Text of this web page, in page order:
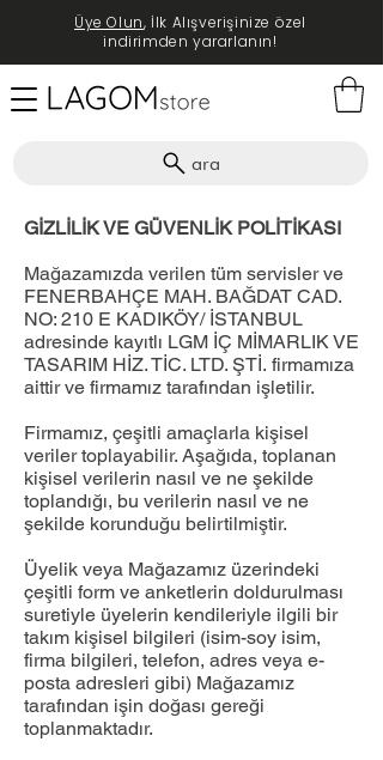
ara
Üye Olun, İlk Alışverişinize özel
indirimden yararlanın!
GİZLİLİK VE GÜVENLİK POLİTİKASI
Mağazamızda verilen tüm servisler ve
FENERBAHÇE MAH. BAĞDAT CAD.
NO: 210 E KADIKÖY/ İSTANBUL
adresinde kayıtlı LGM İÇ MİMARLIK VE
TASARIM HİZ. TİC. LTD. ŞTİ. firmamıza
aittir ve firmamız tarafından işletilir.
Firmamız, çeşitli amaçlarla kişisel
veriler toplayabilir. Aşağıda, toplanan
kişisel verilerin nasıl ve ne şekilde
toplandığı, bu verilerin nasıl ve ne
şekilde korunduğu belirtilmiştir.
Üyelik veya Mağazamız üzerindeki
çeşitli form ve anketlerin doldurulması
suretiyle üyelerin kendileriyle ilgili bir
takım kişisel bilgileri (isim-soy isim,
firma bilgileri, telefon, adres veya e-
posta adresleri gibi) Mağazamız
tarafından işin doğası gereği
toplanmaktadır.